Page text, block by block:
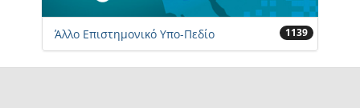
Άλλο Επιστημονικό Υπο-Πεδίο 1139